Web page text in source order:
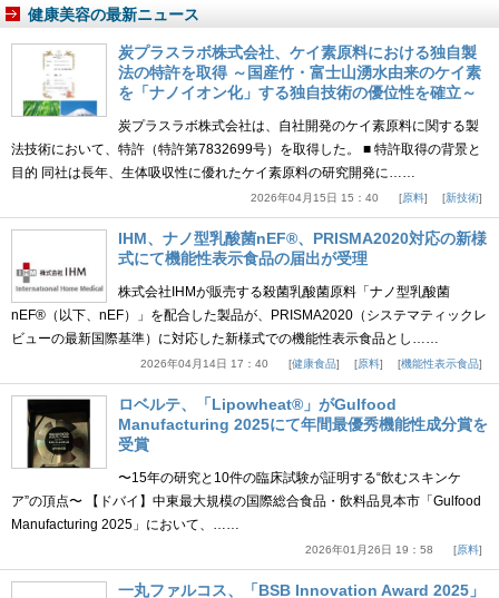
健康美容の最新ニュース
炭プラスラボ株式会社、ケイ素原料における独自製
法の特許を取得 ～国産竹・富士山湧水由来のケイ素
を「ナノイオン化」する独自技術の優位性を確立～
炭プラスラボ株式会社は、自社開発のケイ素原料に関する製
法技術において、特許（特許第7832699号）を取得した。 ■ 特許取得の背景と
目的 同社は長年、生体吸収性に優れたケイ素原料の研究開発に……
2026年04月15日 15：40 原料 新技術
IHM、ナノ型乳酸菌nEF®、PRISMA2020対応の新様
式にて機能性表示食品の届出が受理
株式会社IHMが販売する殺菌乳酸菌原料「ナノ型乳酸菌
nEF®（以下、nEF）」を配合した製品が、PRISMA2020（システマティックレ
ビューの最新国際基準）に対応した新様式での機能性表示食品とし……
2026年04月14日 17：40 健康食品 原料 機能性表示食品
ロベルテ、「Lipowheat®」がGulfood
Manufacturing 2025にて年間最優秀機能性成分賞を
受賞
〜15年の研究と10件の臨床試験が証明する“飲むスキンケ
ア”の頂点〜 【ドバイ】中東最大規模の国際総合食品・飲料品見本市「Gulfood
Manufacturing 2025」において、……
2026年01月26日 19：58 原料
一丸ファルコス、「BSB Innovation Award 2025」